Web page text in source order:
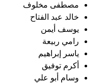
مصطفى مخلوف
خالد عبد الفتاح
يوسف أيمن
رامي ربيعة
ياسر إبراهيم
أكرم توفيق
وسام أبو علي